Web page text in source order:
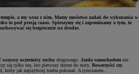
a my wraz z nim. Mamy mnóstwo zadań do wykonania w
to pod presją czasu. Spieszymy się i zapominamy o tym, że
się bezpiecznie na drodze.
wszyscy uczestnicy ruchu drogowego. Jazda samochodem nie
się tylko ten, kto pierwszy dotrze do mety. Rowerzyści czy
który jak najszybciej trzeba pokonać. A tymczasem...